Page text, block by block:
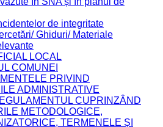
de integritate
Ghiduri/ Materiale
LOCAL
COMUNEI
PRIVIND
ADMINISTRATIVE
CUPRINZÂND
METODOLOGICE,
TERMENELE ȘI